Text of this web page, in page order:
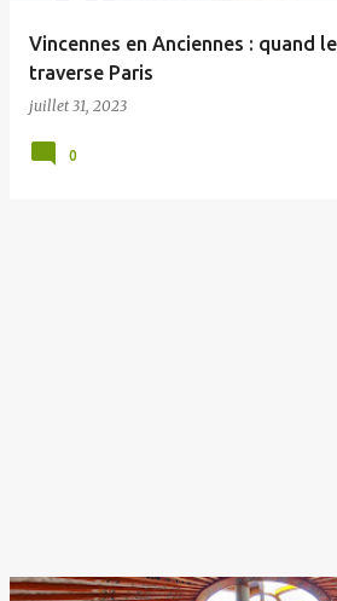
Vincennes en Anciennes : quand
traverse Paris
juillet 31, 2023
0